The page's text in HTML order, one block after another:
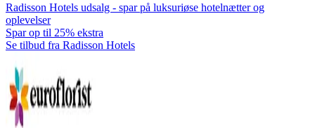
Radisson Hotels udsalg - spar på luksuriøse hotelnætter og
oplevelser
Spar op til 25% ekstra
Se tilbud fra Radisson Hotels